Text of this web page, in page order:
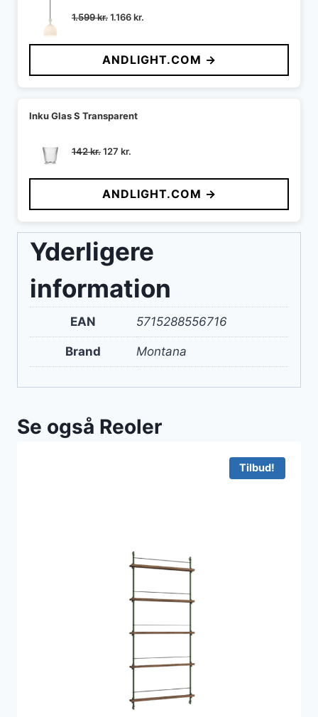
1.599kr.Den
pris
var:
1.599 kr..
1.166kr.
pris
er:
1.166 kr..
ANDLIGHT.COM →
Inku Glas S Transparent
142kr.Den
pris
var:
142 kr..
127 kr.
pris
er:
127 kr..
ANDLIGHT.COM →
Yderligere
information
EAN 5715288556716
Brand Montana
Se også Reoler
Tilbud!